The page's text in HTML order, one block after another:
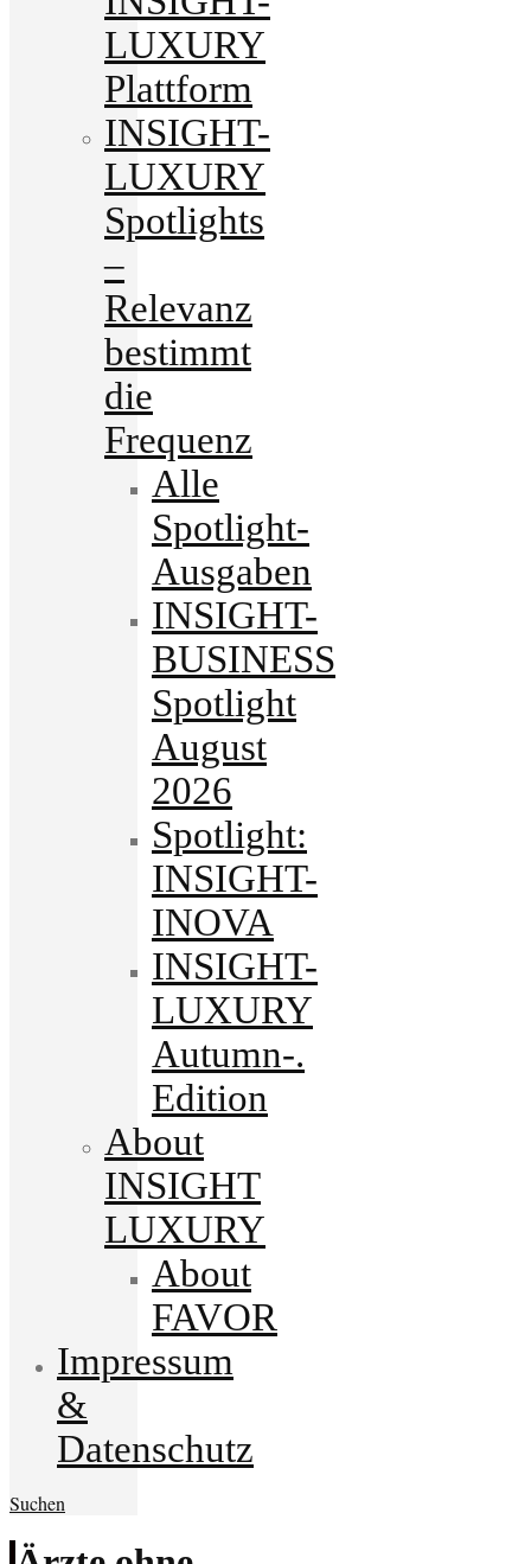
LUXURY
Plattform
INSIGHT-
LUXURY
Spotlights
–
Relevanz
bestimmt
die
Frequenz
Alle
Spotlight-
Ausgaben
INSIGHT-
BUSINESS
Spotlight
August
2026
Spotlight:
INSIGHT-
INOVA
INSIGHT-
LUXURY
Autumn-.
Edition
About
INSIGHT
LUXURY
About
FAVOR
Impressum
&
Datenschutz
Suchen